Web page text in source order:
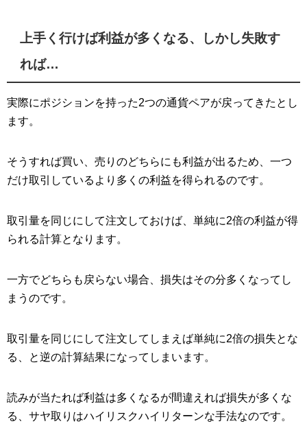
上手く行けば利益が多くなる、しかし失敗す
れば…
実際にポジションを持った2つの通貨ペアが戻ってきたとし
ます。
そうすれば買い、売りのどちらにも利益が出るため、一つ
だけ取引しているより多くの利益を得られるのです。
取引量を同じにして注文しておけば、単純に2倍の利益が得
られる計算となります。
一方でどちらも戻らない場合、損失はその分多くなってし
まうのです。
取引量を同じにして注文してしまえば単純に2倍の損失とな
る、と逆の計算結果になってしまいます。
読みが当たれば利益は多くなるが間違えれば損失が多くな
る、サヤ取りはハイリスクハイリターンな手法なのです。